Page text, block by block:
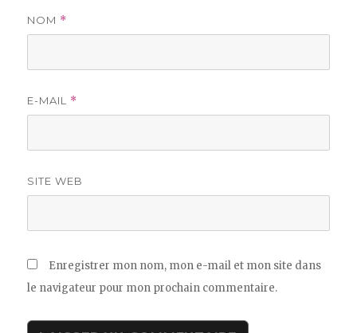
NOM *
E-MAIL *
SITE WEB
Enregistrer mon nom, mon e-mail et mon site dans
le navigateur pour mon prochain commentaire.